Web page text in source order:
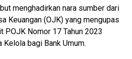
menghadirkan nara sumber dari
Keuangan (OJK) yang mengupas
POJK Nomor 17 Tahun 2023
Kelola bagi Bank Umum.